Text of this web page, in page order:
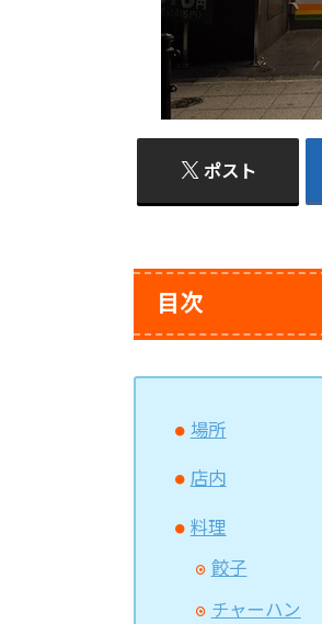
ポスト
目次
場所
店内
料理
餃子
チャーハン